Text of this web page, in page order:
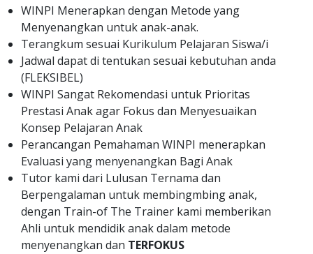
WINPI Menerapkan dengan Metode yang
Menyenangkan untuk anak-anak.
Terangkum sesuai Kurikulum Pelajaran Siswa/i
Jadwal dapat di tentukan sesuai kebutuhan anda
(FLEKSIBEL)
WINPI Sangat Rekomendasi untuk Prioritas
Prestasi Anak agar Fokus dan Menyesuaikan
Konsep Pelajaran Anak
Perancangan Pemahaman WINPI menerapkan
Evaluasi yang menyenangkan Bagi Anak
Tutor kami dari Lulusan Ternama dan
Berpengalaman untuk membingmbing anak,
dengan Train-of The Trainer kami memberikan
Ahli untuk mendidik anak dalam metode
menyenangkan dan TERFOKUS